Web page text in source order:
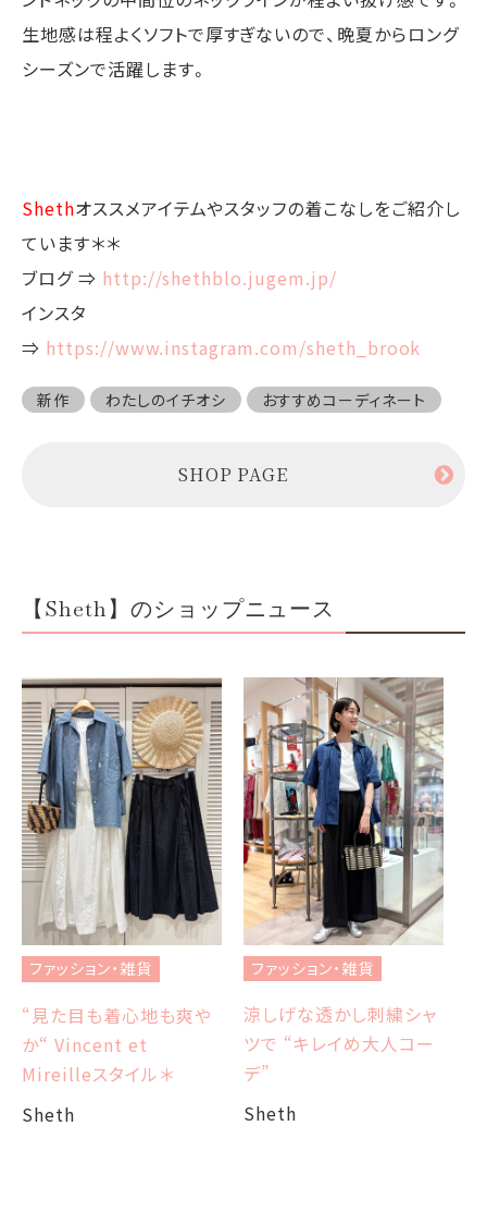
生地感は程よくソフトで厚すぎないので、晩夏からロング
シーズンで活躍します。
Shethオススメアイテムやスタッフの着こなしをご紹介し
ています＊＊
ブログ ⇒ http://shethblo.jugem.jp/
インスタ
⇒ https://www.instagram.com/sheth_brook
新作 わたしのイチオシ おすすめコーディネート
SHOP PAGE
【Sheth】のショップニュース
ファッション・雑貨
“見た目も着心地も爽や
か“ Vincent et
Mireilleスタイル＊
Sheth
ファッション・雑貨
涼しげな透かし刺繍シャ
ツで “キレイめ大人コー
デ”
Sheth